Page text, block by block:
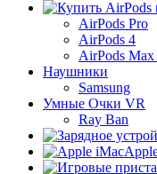
AirPods Pro
AirPods 4
AirPods Max
Наушники
Samsung
Умные Очки VR
Ray Ban